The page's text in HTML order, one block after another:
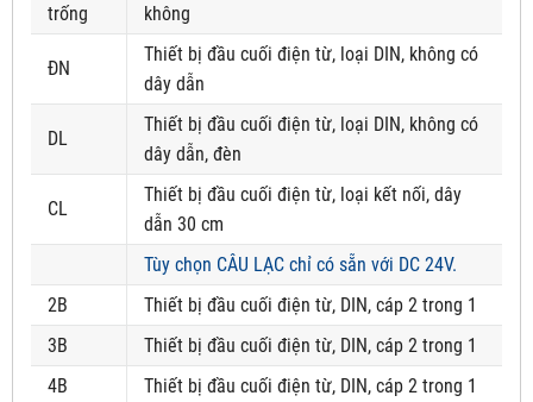
trống
không
ĐN
Thiết bị đầu cuối điện từ, loại DIN, không có
dây dẫn
DL
Thiết bị đầu cuối điện từ, loại DIN, không có
dây dẫn, đèn
CL
Thiết bị đầu cuối điện từ, loại kết nối, dây
dẫn 30 cm
Tùy chọn CÂU LẠC chỉ có sẵn với DC 24V.
2B
Thiết bị đầu cuối điện từ, DIN, cáp 2 trong 1
3B
Thiết bị đầu cuối điện từ, DIN, cáp 2 trong 1
4B
Thiết bị đầu cuối điện từ, DIN, cáp 2 trong 1